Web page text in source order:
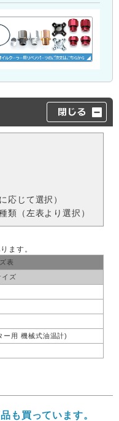
応じて選択）
（左表より選択）
ます。
表
イズ
用 機械式油温計)
も買っています。